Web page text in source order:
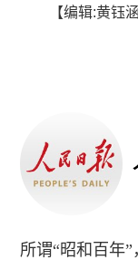
【编辑:黄钰涵
所谓“昭和百年